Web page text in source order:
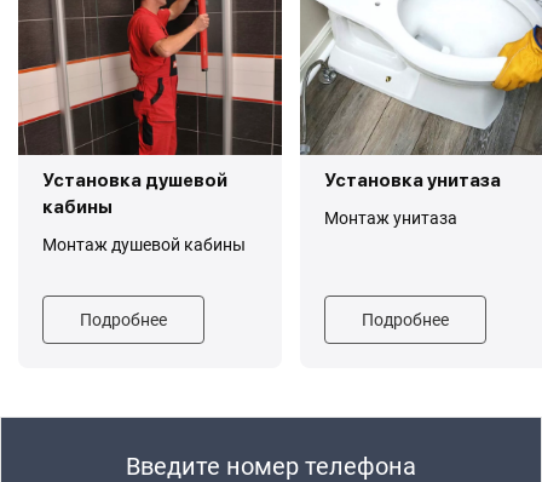
Установка душевой
кабины
Монтаж душевой кабины
Подробнее
Установка унитаза
Монтаж унитаза
Подробнее
Введите номер телефона